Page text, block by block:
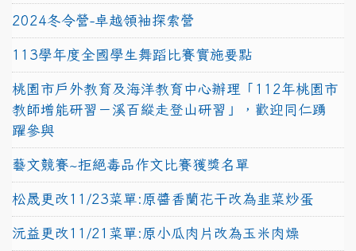
2024冬令營-卓越領袖探索營
113學年度全國學生舞蹈比賽實施要點
桃園市戶外教育及海洋教育中心辦理「112年桃園市
教師增能研習－溪百縱走登山研習」，歡迎同仁踴
躍參與
藝文競賽~拒絕毒品作文比賽獲獎名單
松晟更改11/23菜單:原醬香蘭花干改為韭菜炒蛋
沅益更改11/21菜單:原小瓜肉片改為玉米肉燥